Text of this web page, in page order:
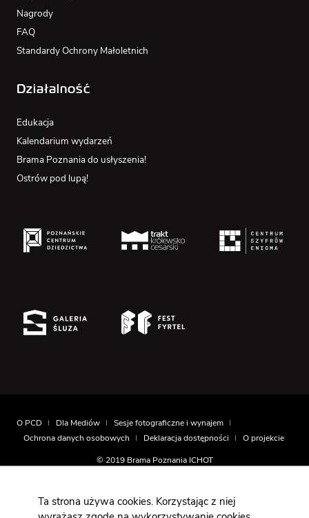
Nagrody
FAQ
Standardy Ochrony Małoletnich
Działalność
Edukacja
Kalendarium wydarzeń
Brama Poznania do usłyszenia!
Ostrów pod lupą!
© 2019 Brama Poznania ICHOT
O PCD Dla Mediów
Sesje fotograficzne i wynajem
Ochrona danych osobowych
Deklaracja dostępności O projekcie
Ta strona używa cookies. Korzystając z niej